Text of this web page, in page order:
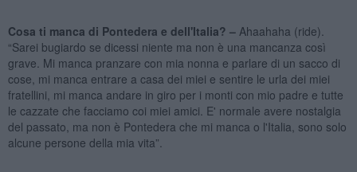
Cosa ti manca di Pontedera e dell'Italia? – Ahaahaha (ride).
“Sarei bugiardo se dicessi niente ma non è una mancanza così
grave. Mi manca pranzare con mia nonna e parlare di un sacco di
cose, mi manca entrare a casa dei miei e sentire le urla dei miei
fratellini, mi manca andare in giro per i monti con mio padre e tutte
le cazzate che facciamo coi miei amici. E' normale avere nostalgia
del passato, ma non è Pontedera che mi manca o l'Italia, sono solo
alcune persone della mia vita”.